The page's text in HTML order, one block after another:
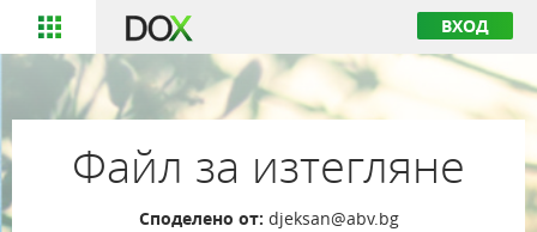
ВХОД
Файл за изтегляне
Споделено от: djeksan@abv.bg